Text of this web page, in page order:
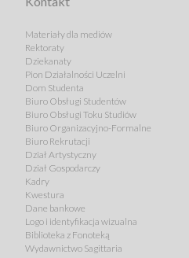
Materiały dla mediów
Rektoraty
Dziekanaty
Pion Działalności Uczelni
Dom Studenta
Biuro Obsługi Studentów
Biuro Obsługi Toku Studiów
Biuro Organizacyjno-Formalne
Biuro Rekrutacji
Dział Artystyczny
Dział Gospodarczy
Kadry
Kwestura
Dane bankowe
Logo i identyfikacja wizualna
Biblioteka z Fonoteką
Wydawnictwo Sagittaria